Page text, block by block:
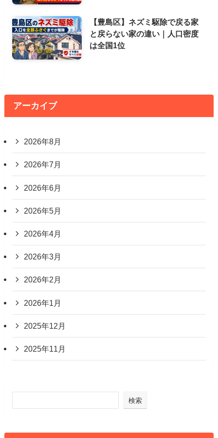
【豊島区】ネズミ駆除で戻る家
と戻らない家の違い｜人口密度
は全国1位
アーカイブ
2026年8月
2026年7月
2026年6月
2026年5月
2026年4月
2026年3月
2026年2月
2026年1月
2025年12月
2025年11月
検索